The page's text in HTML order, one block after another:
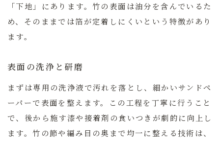
「下地」にあります。竹の表面は油分を含んでいるた
め、そのままでは箔が定着しにくいという特徴があり
ます。
表面の洗浄と研磨
まずは専用の洗浄液で汚れを落とし、細かいサンドペ
ーパーで表面を整えます。この工程を丁寧に行うこと
で、後から施す漆や接着剤の食いつきが劇的に向上し
ます。竹の節や編み目の奥まで均一に整える技術は、